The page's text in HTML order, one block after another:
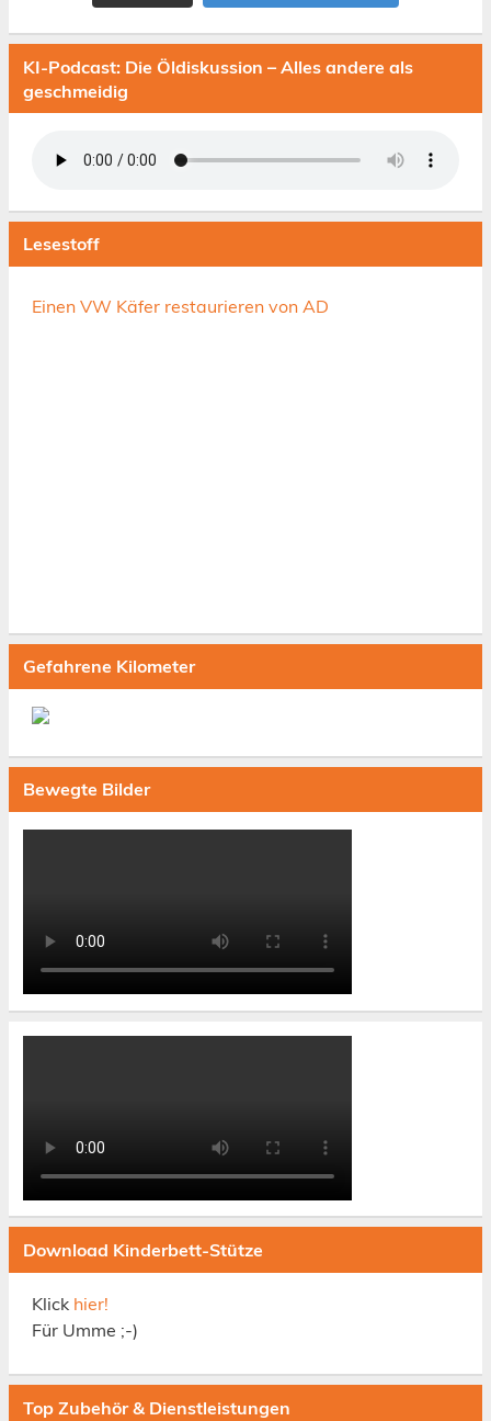
KI-Podcast: Die Öldiskussion – Alles andere als
geschmeidig
Lesestoff
Einen VW Käfer restaurieren von AD
Gefahrene Kilometer
Bewegte Bilder
Download Kinderbett-Stütze
Klick hier!
Für Umme ;-)
Top Zubehör & Dienstleistungen